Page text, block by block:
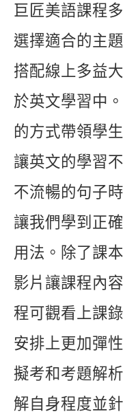
巨匠美語課程
選擇適合的主
搭配線上多益
於英文學習中
的方式帶領學
讓英文的學習
不流暢的句子
讓我們學到正
用法。除了課
影片讓課程內
程可觀看上課
安排上更加彈
擬考和考題解
解自身程度並